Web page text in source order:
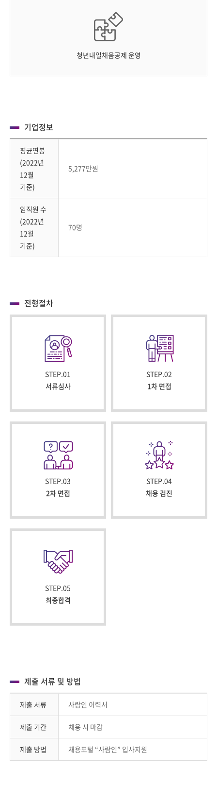
청년내일채움공제 운영
기업정보
평균연봉
(2022년
12월
기준)
5,277만원
임직원 수
(2022년
12월
기준)
70명
전형절차
STEP.01
서류심사
STEP.02
1차 면접
STEP.03
2차 면접
STEP.04
채용 검진
STEP.05
최종합격
제출 서류 및 방법
제출 서류 사람인 이력서
제출 기간 채용 시 마감
제출 방법 채용포털 “사람인” 입사지원